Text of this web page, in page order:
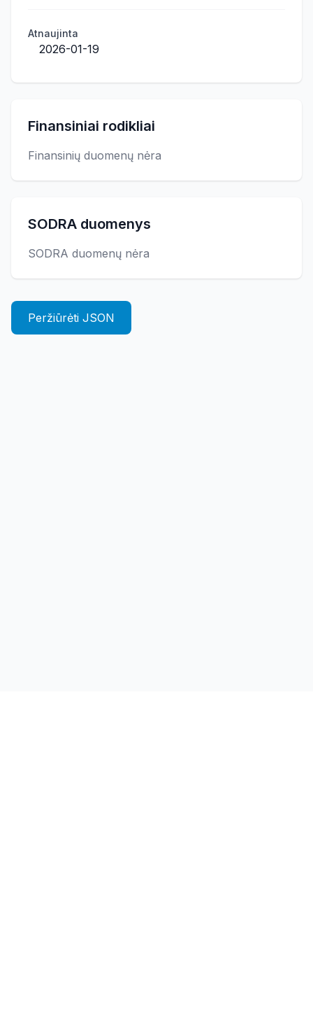
Atnaujinta
2026-01-19
Finansiniai rodikliai
Finansinių duomenų nėra
SODRA duomenys
SODRA duomenų nėra
Peržiūrėti JSON